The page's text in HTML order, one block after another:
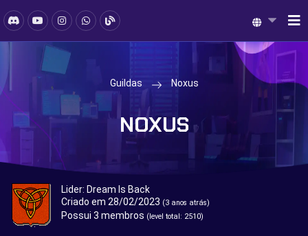
Guildas Noxus
NOXUS
Lider: Dream Is Back
Criado em 28/02/2023 (3 anos atrás)
Possui 3 membros (level total: 2510)